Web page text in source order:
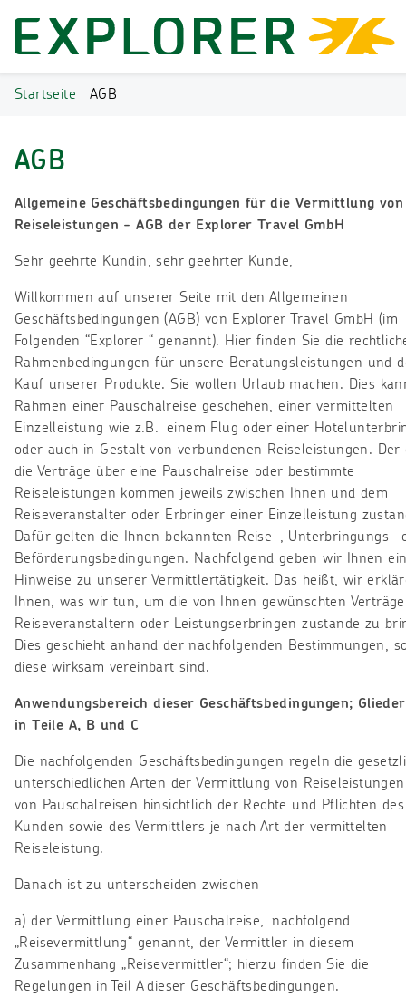
Startseite AGB
AGB
Allgemeine Geschäftsbedingungen für die Vermittlung von
Reiseleistungen - AGB der Explorer Travel GmbH
Sehr geehrte Kundin, sehr geehrter Kunde,
Willkommen auf unserer Seite mit den Allgemeinen
Geschäftsbedingungen (AGB) von Explorer Travel GmbH (im
Folgenden “Explorer “ genannt). Hier finden Sie die
Rahmenbedingungen für unsere Beratungsleistungen und
Kauf unserer Produkte. Sie wollen Urlaub machen. Dies
Rahmen einer Pauschalreise geschehen, einer vermittelten
Einzelleistung wie z.B. einem Flug oder einer
oder auch in Gestalt von verbundenen Reiseleistungen. Der
die Verträge über eine Pauschalreise oder bestimmte
Reiseleistungen kommen jeweils zwischen Ihnen und dem
Reiseveranstalter oder Erbringer einer Einzelleistung
Dafür gelten die Ihnen bekannten Reise-, Unterbringungs-
Beförderungsbedingungen. Nachfolgend geben wir Ihnen
Hinweise zu unserer Vermittlertätigkeit. Das heißt, wir
Ihnen, was wir tun, um die von Ihnen gewünschten
Reiseveranstaltern oder Leistungserbringen zustande zu
Dies geschieht anhand der nachfolgenden Bestimmungen,
diese wirksam vereinbart sind.
Anwendungsbereich dieser Geschäftsbedingungen;
in Teile A, B und C
Die nachfolgenden Geschäftsbedingungen regeln die
unterschiedlichen Arten der Vermittlung von
von Pauschalreisen hinsichtlich der Rechte und Pflichten des
Kunden sowie des Vermittlers je nach Art der vermittelten
Reiseleistung.
Danach ist zu unterscheiden zwischen
a) der Vermittlung einer Pauschalreise, nachfolgend
„Reisevermittlung“ genannt, der Vermittler in diesem
Zusammenhang „Reisevermittler“; hierzu finden Sie die
Regelungen in Teil A dieser Geschäftsbedingungen.